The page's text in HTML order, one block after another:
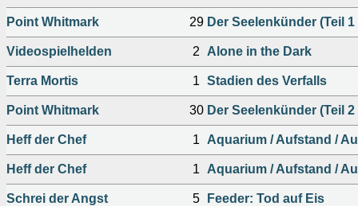
Point Whitmark 29 Der Seelenkünder (Teil
Videospielhelden 2 Alone in the Dark
Terra Mortis 1 Stadien des Verfalls
Point Whitmark 30 Der Seelenkünder (Teil
Heff der Chef 1 Aquarium / Aufstand /
Heff der Chef 1 Aquarium / Aufstand /
Schrei der Angst 5 Feeder: Tod auf Eis